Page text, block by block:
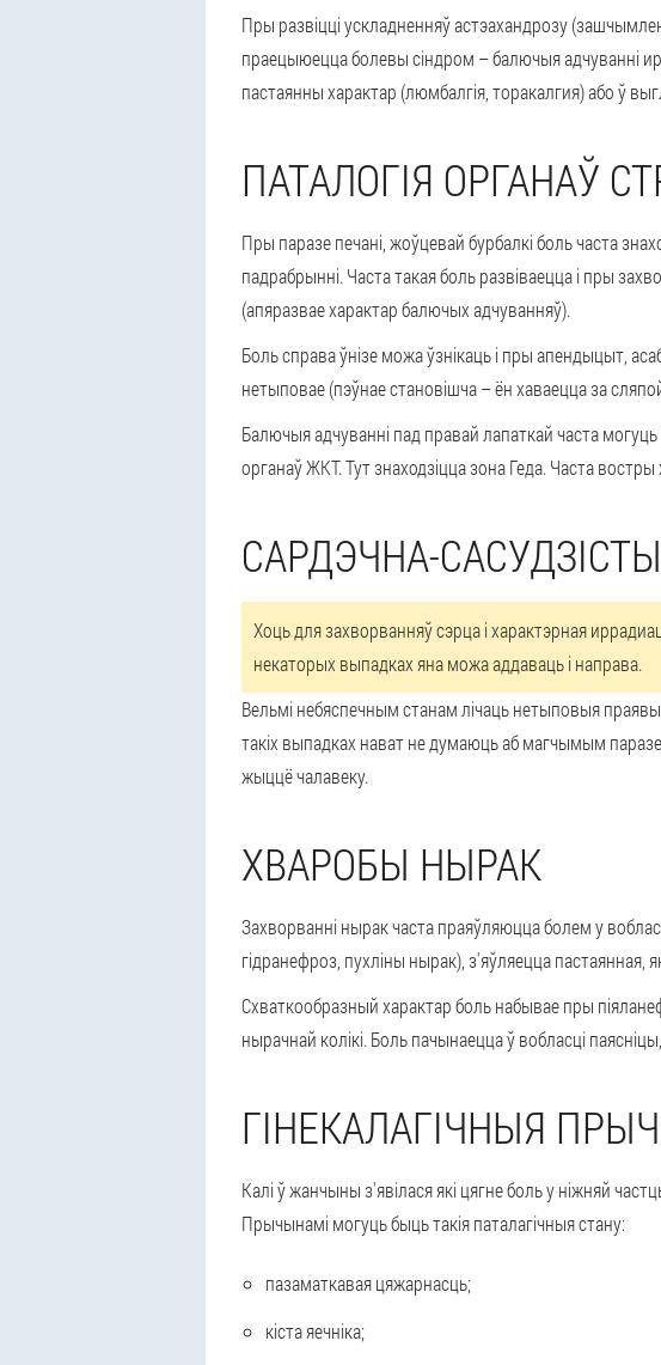
Пры развіцці ускладненняў астэахандрозу
праецыюецца болевы сіндром – балючыя адчуванні
пастаянны характар (люмбалгія, торакалгия) або ў
ПАТАЛОГІЯ ОРГАНАЎ
Пры паразе печані, жоўцевай бурбалкі боль часта
падрабрынні. Часта такая боль развіваецца і пры
(апяразвае характар балючых адчуванняў).
Боль справа ўнізе можа ўзнікаць і пры апендыцыт,
нетыповае (пэўнае становішча – ён хаваецца за
Балючыя адчуванні пад правай лапаткай часта
органаў ЖКТ. Тут знаходзіцца зона Геда. Часта
САРДЭЧНА-
Хоць для захворванняў сэрца і характэрная
некаторых выпадках яна можа аддаваць і направа.
Вельмі небяспечным станам лічаць нетыповыя
такіх выпадках нават не думаюць аб магчымым
жыццё чалавеку.
ХВАРОБЫ НЫРАК
Захворванні нырак часта праяўляюцца болем у
гідранефроз, пухліны нырак), з'яўляецца пастаянная,
Схваткообразный характар боль набывае пры
нырачнай колікі. Боль пачынаецца ў вобласці
ГІНЕКАЛАГІЧНЫЯ
Калі ў жанчыны з'явілася які цягне боль у ніжняй
Прычынамі могуць быць такія паталагічныя стану:
пазаматкавая цяжарнасць;
кіста яечніка;